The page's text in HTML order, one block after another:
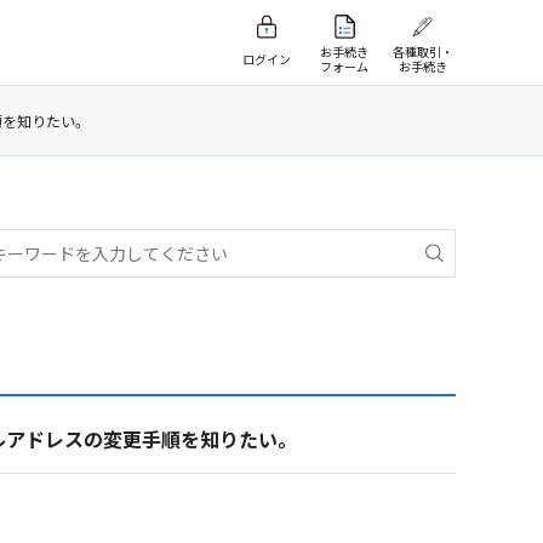
ログイン
お手続き
フォーム
各種取引・
お手続き
知りたい。
ドレスの変更手順を知りたい。